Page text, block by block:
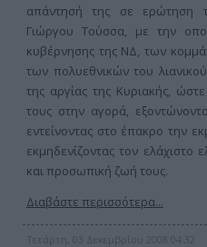
απάντησή της σε ερώτηση
Γιώργου Τούσσα, με την
κυβέρνησης της ΝΔ, των
των πολυεθνικών του
της αργίας της Κυριακής,
τους στην αγορά,
εντείνοντας στο έπακρο την
εκμηδενίζοντας τον ελάχιστο
και προσωπική ζωή τους.
Διαβάστε περισσότερα...
Τετάρτη, 03 Δεκεμβρίου 2008 04:32